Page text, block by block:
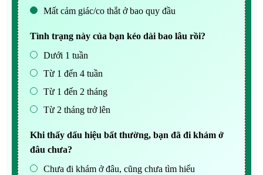
Mất cảm giác/co thắt ở bao quy đầu
Tình trạng này của bạn kéo dài bao lâu rồi?
Dưới 1 tuần
Từ 1 đến 4 tuần
Từ 1 đến 2 tháng
Từ 2 tháng trở lên
Khi thấy dấu hiệu bất thường, bạn đã đi khám ở
đâu chưa?
Chưa đi khám ở đâu, cũng chưa tìm hiểu